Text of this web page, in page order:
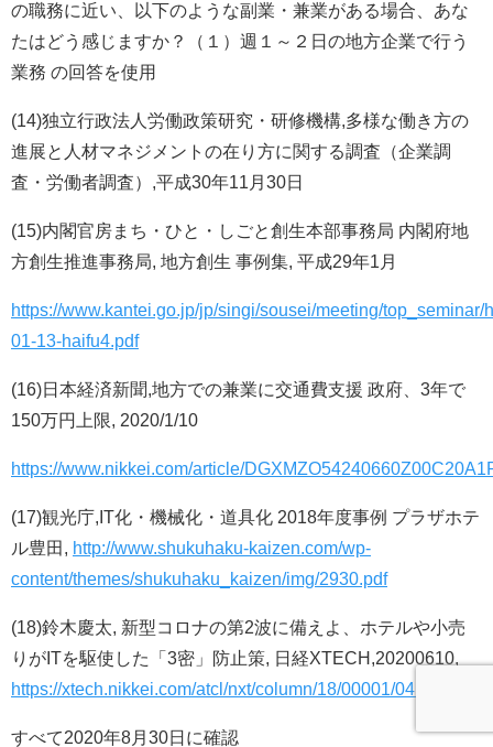
の職務に近い、以下のような副業・兼業がある場合、あな
たはどう感じますか？（１）週１～２日の地方企業で行う
業務 の回答を使用
(14)独立行政法人労働政策研究・研修機構,多様な働き方の
進展と人材マネジメントの在り方に関する調査（企業調
査・労働者調査）,平成30年11月30日
(15)内閣官房まち・ひと・しごと創生本部事務局 内閣府地
方創生推進事務局, 地方創生 事例集, 平成29年1月
https://www.kantei.go.jp/jp/singi/sousei/meeting/top_seminar/
01-13-haifu4.pdf
(16)日本経済新聞,地方での兼業に交通費支援 政府、3年で
150万円上限, 2020/1/10
https://www.nikkei.com/article/
(17)観光庁,IT化・機械化・道具化 2018年度事例 プラザホテ
ル豊田, http://www.shukuhaku-kaizen.com/wp-
content/themes/shukuhaku_kaizen/img/2930.pdf
(18)鈴木慶太, 新型コロナの第2波に備えよ、ホテルや小売
りがITを駆使した「3密」防止策, 日経XTECH,20200610,
https://xtech.nikkei.com/atcl/nxt/column/18/00001/04146/
すべて2020年8月30日に確認